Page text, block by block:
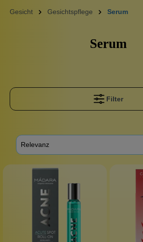
Gesicht Gesichtspflege Serum
Serum
Filter